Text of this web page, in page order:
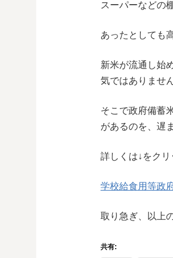
スーパーなどの
あったとしても
新米が流通し始
気ではありません
そこで政府備蓄
があるのを、遅
詳しくは↓をク
学校給食用等政
取り急ぎ、以上
共有: